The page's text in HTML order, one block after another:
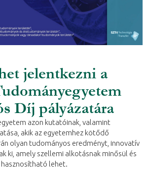
jelentkezni a
Díj pályázatára
azon kutatóinak, valamint
akik az egyetemhez kötődő
olyan tudományos eredményt, innovatív
ki, amely szellemi alkotásnak minősül és
lehet.